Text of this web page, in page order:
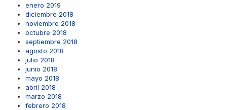
enero 2019
diciembre 2018
noviembre 2018
octubre 2018
septiembre 2018
agosto 2018
julio 2018
junio 2018
mayo 2018
abril 2018
marzo 2018
febrero 2018